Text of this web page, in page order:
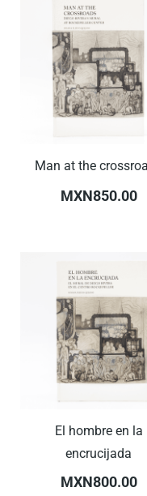
Man at the
MXN850.00
El hombre en la
encrucijada
MXN800.00